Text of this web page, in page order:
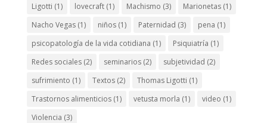
Ligotti (1) lovecraft(1) Machismo (3) Marionetas(1)
Nacho Vegas(1) niños(1) Paternidad (3) pena (1)
psicopatología de la vida cotidiana (1) Psiquiatría (1)
Redes sociales(2) seminarios(2) subjetividad (2)
sufrimiento (1) Textos(2) Thomas Ligotti (1)
Trastornos alimenticios(1) vetusta morla (1) video (1)
Violencia (3)